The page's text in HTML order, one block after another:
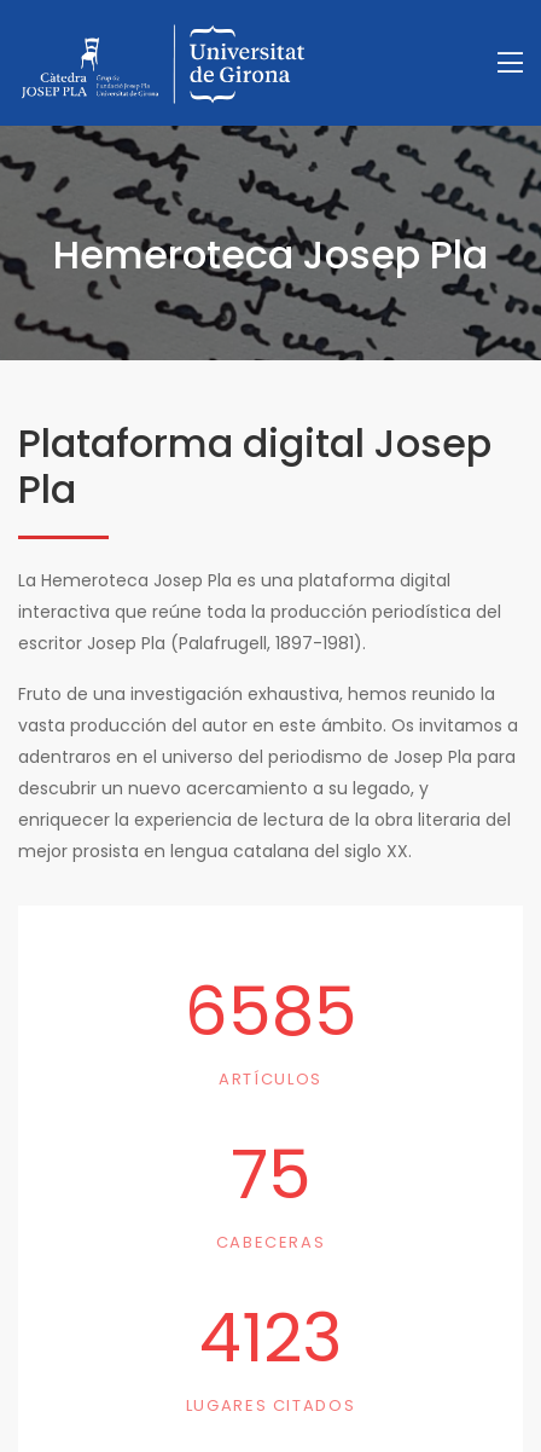
Hemeroteca Josep Pla
Plataforma digital Josep
Pla
La Hemeroteca Josep Pla es una plataforma digital
interactiva que reúne toda la producción periodística del
escritor Josep Pla (Palafrugell, 1897-1981).
Fruto de una investigación exhaustiva, hemos reunido la
vasta producción del autor en este ámbito. Os invitamos a
adentraros en el universo del periodismo de Josep Pla para
descubrir un nuevo acercamiento a su legado, y
enriquecer la experiencia de lectura de la obra literaria del
mejor prosista en lengua catalana del siglo XX.
6585
ARTÍCULOS
75
CABECERAS
4123
LUGARES CITADOS